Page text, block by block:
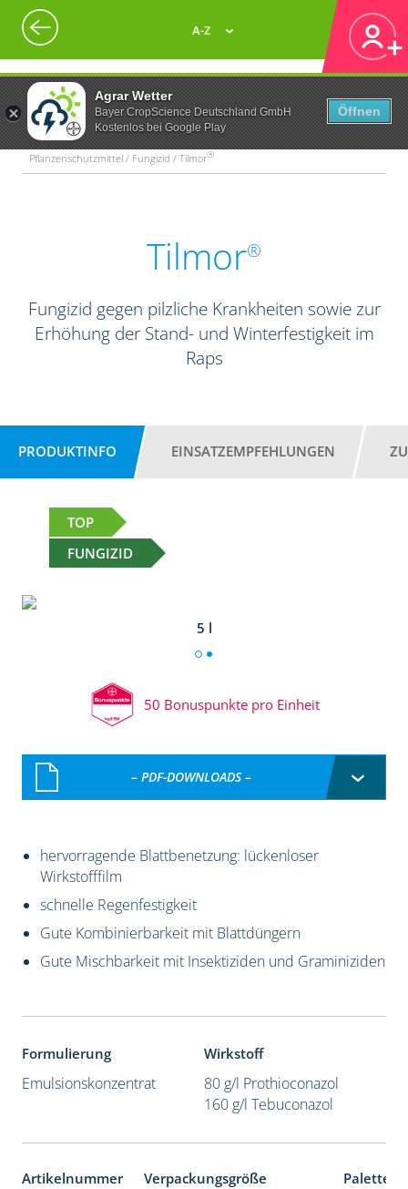
Agrar Wetter
Bayer CropScience Deutschland GmbH
Kostenlos bei Google Play
Öffnen
A-Z
Pflanzenschutzmittel / Fungizid / Tilmor®
Tilmor®
Fungizid gegen pilzliche Krankheiten sowie zur
Erhöhung der Stand- und Winterfestigkeit im
Raps
PRODUKTINFO EINSATZEMPFEHLUNGEN
TOP
FUNGIZID
5 l
50 Bonuspunkte pro Einheit
– PDF-DOWNLOADS –
hervorragende Blattbenetzung: lückenloser
Wirkstofffilm
schnelle Regenfestigkeit
Gute Kombinierbarkeit mit Blattdüngern
Gute Mischbarkeit mit Insektiziden und Graminiziden
Formulierung
Emulsionskonzentrat
Wirkstoff
80 g/l Prothioconazol
160 g/l Tebuconazol
Artikelnummer Verpackungsgröße